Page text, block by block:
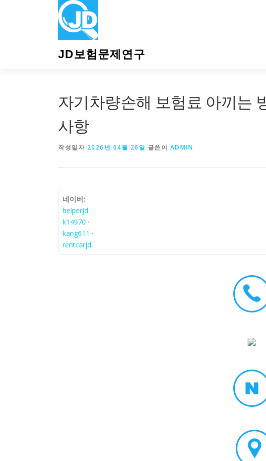
JD보험문제연구
자기차량손해 보험료 아끼는
사항
작성일자 2026년 04월 26일 글쓴이 ADMIN
네이버:
helperjd ·
k14970 ·
kang611 ·
rentcarjd